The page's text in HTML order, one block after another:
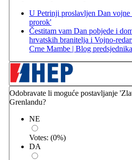
U Petrinji proslavljen Dan
prorok'
Čestitam vam Dan pobjede i
hrvatskih branitelja i Vojno-
Crne Mambe | Blog
Odobravate li moguće postavljanje
Grenlandu?
NE
Votes: (0%)
DA